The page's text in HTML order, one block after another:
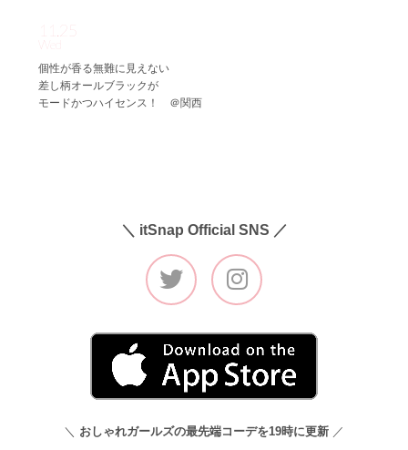
11.25
Wed
個性が香る無難に見えない
差し柄オールブラックが
モードかつハイセンス！ ＠関西
＼ itSnap Official SNS ／
＼ おしゃれガールズの最先端コーデを19時に更新 ／